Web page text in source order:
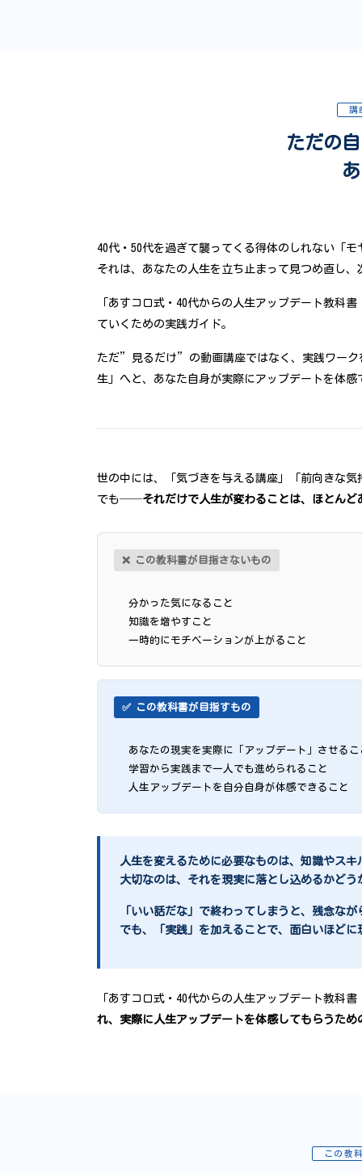
講
ただの
40代・50代を過ぎて襲ってくる得体のしれない「モ
それは、あなたの人生を立ち止まって見つめ直し
「あすコロ式・40代からの人生アップデート教科
ていくための実践ガイド。
ただ”見るだけ”の動画講座ではなく、実践ワーク
生」へと、あなた自身が実際にアップデートを体
世の中には、「気づきを与える講座」「前向きな
でも──それだけで人生が変わることは、ほとんど
❌ この教科書が目指さないもの
分かった気になること
知識を増やすこと
一時的にモチベーションが上がること
✅ この教科書が目指すもの
あなたの現実を実際に「アップデート」させるこ
学習から実践まで一人でも進められること
人生アップデートを自分自身が体感できること
人生を変えるために必要なものは、知識やス
大切なのは、それを現実に落とし込めるかどう
「いい話だな」で終わってしまうと、残念な
でも、「実践」を加えることで、面白いほどに
「あすコロ式・40代からの人生アップデート教科
れ、実際に人生アップデートを体感してもらうため
この教